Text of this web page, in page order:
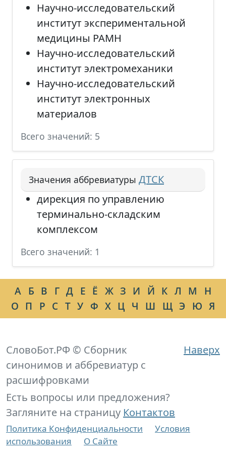
Научно-исследовательский
институт экспериментальной
медицины РАМН
Научно-исследовательский
институт электромеханики
Научно-исследовательский
институт электронных
материалов
Всего значений: 5
Значения аббревиатуры ДТСК
дирекция по управлению
терминально-складским
комплексом
Всего значений: 1
А Б В Г Д Е Ё Ж З И Й К Л М
Н
О П Р С Т У Ф Х Ц Ч Ш Щ Э Ю Я
Наверх
СловоБот.РФ © Сборник
синонимов и аббревиатур с
расшифровками
Есть вопросы или предложения?
Загляните на страницу Контактов
Политика Конфиденциальности
Условия
использования
О Сайте